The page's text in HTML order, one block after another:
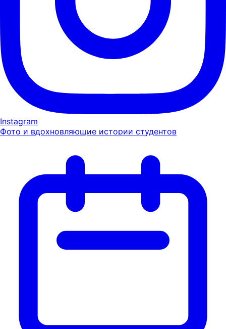
Instagram
Фото и вдохновляющие истории студентов